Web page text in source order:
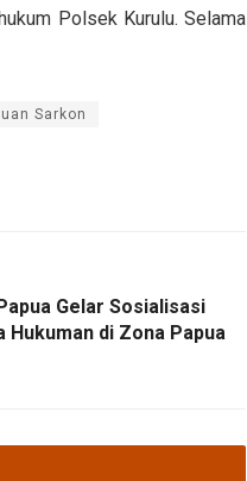
Polsek Kurulu. Selama
Sarkon
Gelar Sosialisasi
Hukuman di Zona Papua